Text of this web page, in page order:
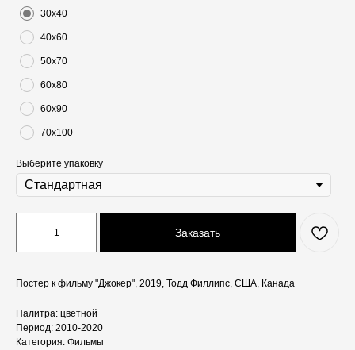
30х40
40х60
50х70
60х80
60х90
70х100
Выберите упаковку
Заказать
Постер к фильму "Джокер", 2019, Тодд Филлипс, США, Канада
Палитра: цветной
Период: 2010-2020
Категория: Фильмы